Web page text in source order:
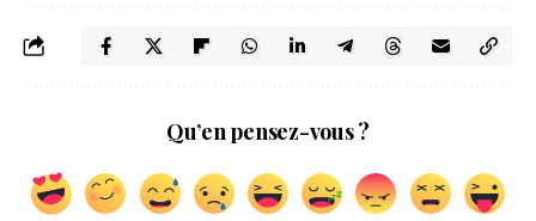
Qu’en pensez-vous ?